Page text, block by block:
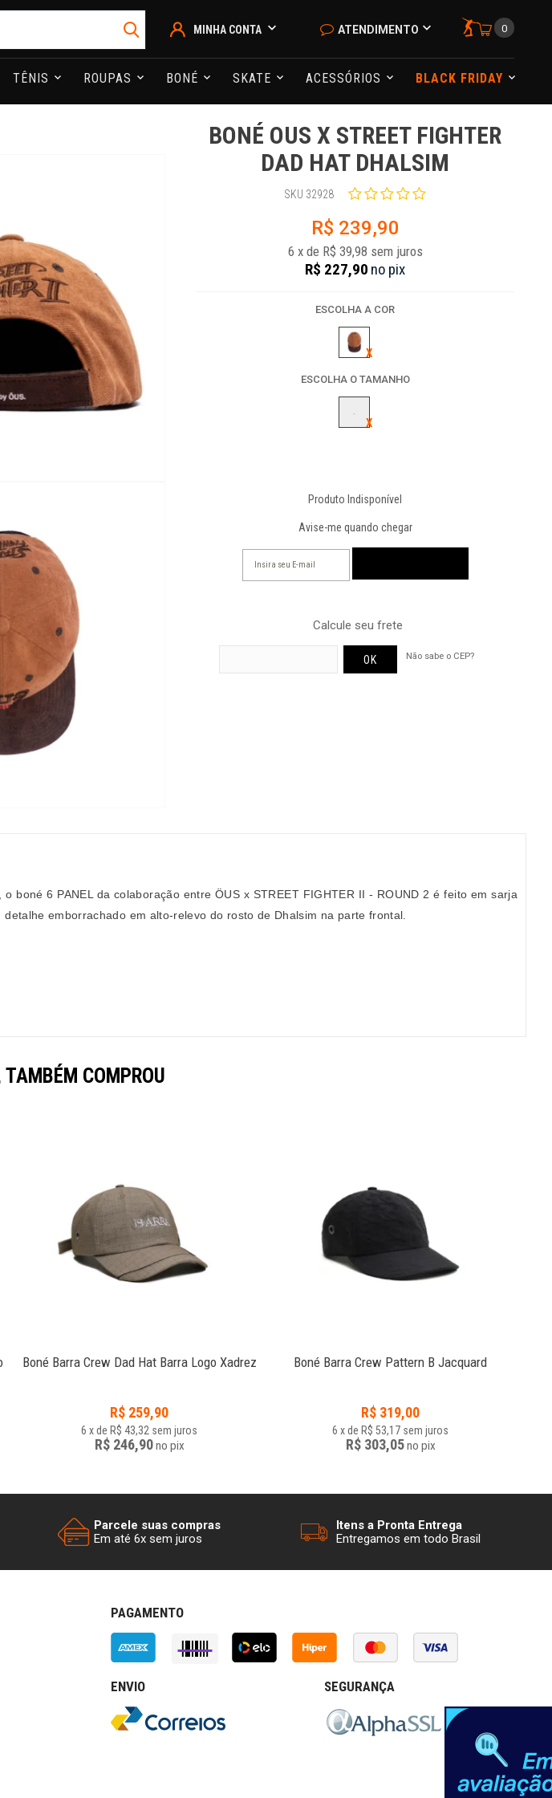
MINHA CONTA ATENDIMENTO 0
TÊNIS ROUPAS BONÉ SKATE ACESSÓRIOS BLACK FRIDAY
BONÉ OUS X STREET FIGHTER
DAD HAT DHALSIM
SKU 32928
R$ 239,90
6 x de R$ 39,98 sem juros
R$ 227,90 no pix
ESCOLHA A COR
ESCOLHA O TAMANHO
-
Produto Indisponível
Avise-me quando chegar
Calcule seu frete
Não sabe o CEP?
6 PANEL da colaboração entre ÖUS x STREET FIGHTER II - ROUND 2 é feito em sarja
emborrachado em alto-relevo do rosto de Dhalsim na parte frontal.
COMPROU
Boné Barra Crew Dad Hat Barra Logo Xadrez
R$ 259,90
6 xde R$ 43,32 sem juros
R$ 246,90no pix
Boné Barra Crew Pattern B Jacquard
R$ 319,00
6 xde R$ 53,17 sem juros
R$ 303,05no pix
Parcele suas compras
Em até 6x sem juros
Itens a Pronta Entrega
Entregamos em todo Brasil
PAGAMENTO
ENVIO SEGURANÇA